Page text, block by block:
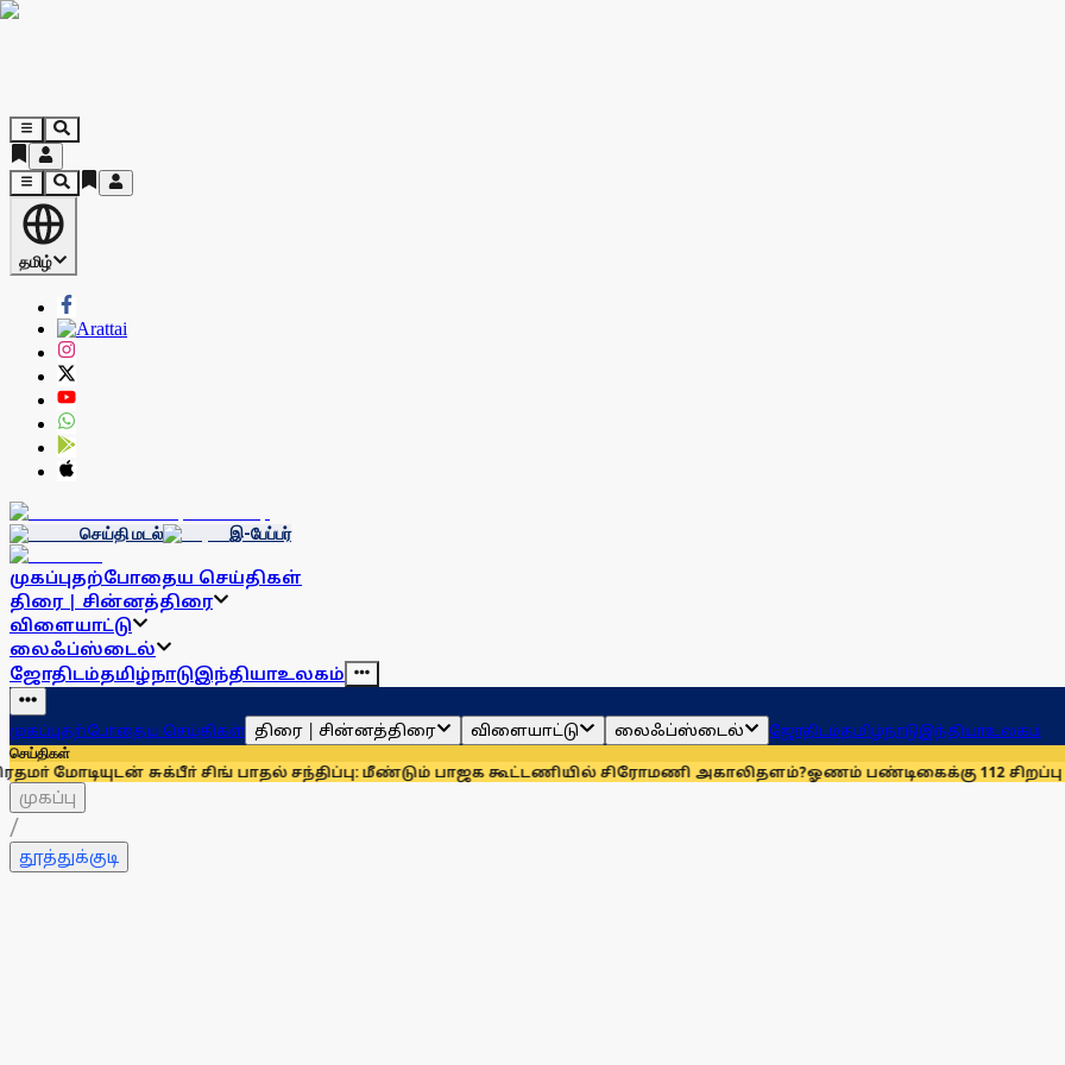
தமிழ்
செய்தி மடல் இ-பேப்பர்
முகப்புதற்போதைய செய்திகள்
திரை | சின்னத்திரை
விளையாட்டு
லைஃப்ஸ்டைல்
ஜோதிடம்தமிழ்நாடுஇந்தியாஉலகம்
முகப்புதற்போதைய செய்திகள் திரை | சின்னத்திரை விளையாட்டு லைஃப்ஸ்டைல் ஜோதிடம்தமிழ்நாடுஇந்தியாஉலகம்
செய்திகள்
சுக்பீா் சிங் பாதல் சந்திப்பு: மீண்டும் பாஜக கூட்டணியில் சிரோமணி அகாலிதளம்?ஓணம் பண்டிகைக்கு 112 சிறப்பு ரயில்கள்:
முகப்பு
/
தூத்துக்குடி